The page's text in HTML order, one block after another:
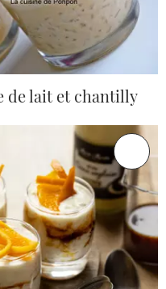
de lait et chantilly